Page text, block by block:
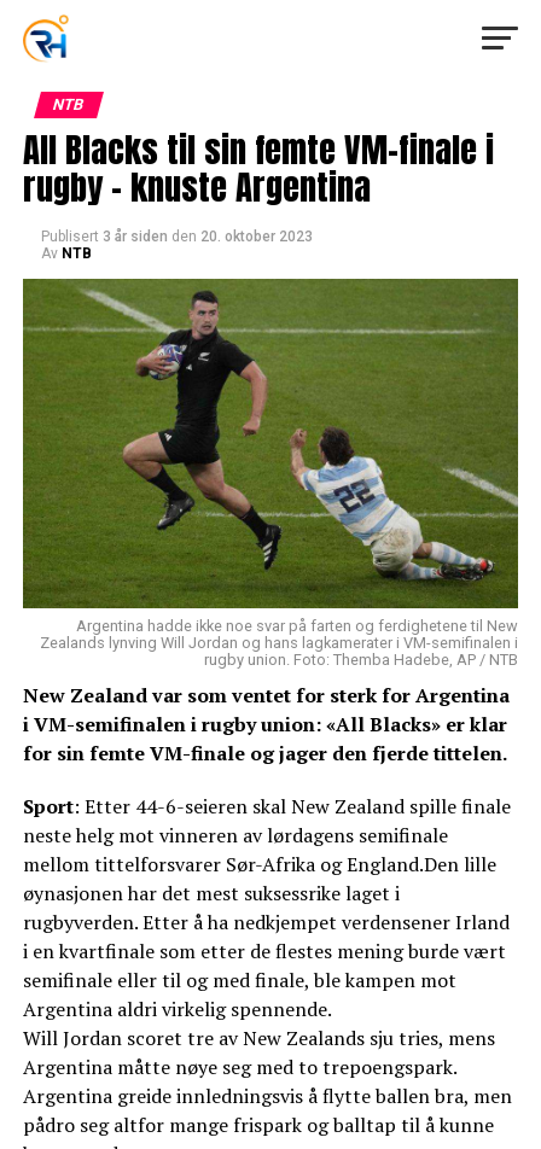
NTB
All Blacks til sin femte VM-finale i
rugby – knuste Argentina
Publisert 3 år siden den 20. oktober 2023
Av NTB
Argentina hadde ikke noe svar på farten og ferdighetene til New
Zealands lynving Will Jordan og hans lagkamerater i VM-semifinalen i
rugby union. Foto: Themba Hadebe, AP / NTB
New Zealand var som ventet for sterk for Argentina
i VM-semifinalen i rugby union: «All Blacks» er klar
for sin femte VM-finale og jager den fjerde tittelen.
Sport: Etter 44-6-seieren skal New Zealand spille finale
neste helg mot vinneren av lørdagens semifinale
mellom tittelforsvarer Sør-Afrika og England.Den lille
øynasjonen har det mest suksessrike laget i
rugbyverden. Etter å ha nedkjempet verdensener Irland
i en kvartfinale som etter de flestes mening burde vært
semifinale eller til og med finale, ble kampen mot
Argentina aldri virkelig spennende.
Will Jordan scoret tre av New Zealands sju tries, mens
Argentina måtte nøye seg med to trepoengspark.
Argentina greide innledningsvis å flytte ballen bra, men
pådro seg altfor mange frispark og balltap til å kunne